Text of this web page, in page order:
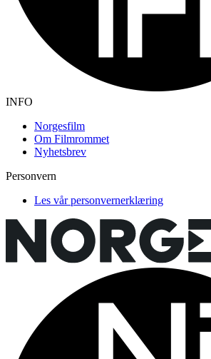
INFO
Norgesfilm
Om Filmrommet
Nyhetsbrev
Personvern
Les vår personvernerklæring